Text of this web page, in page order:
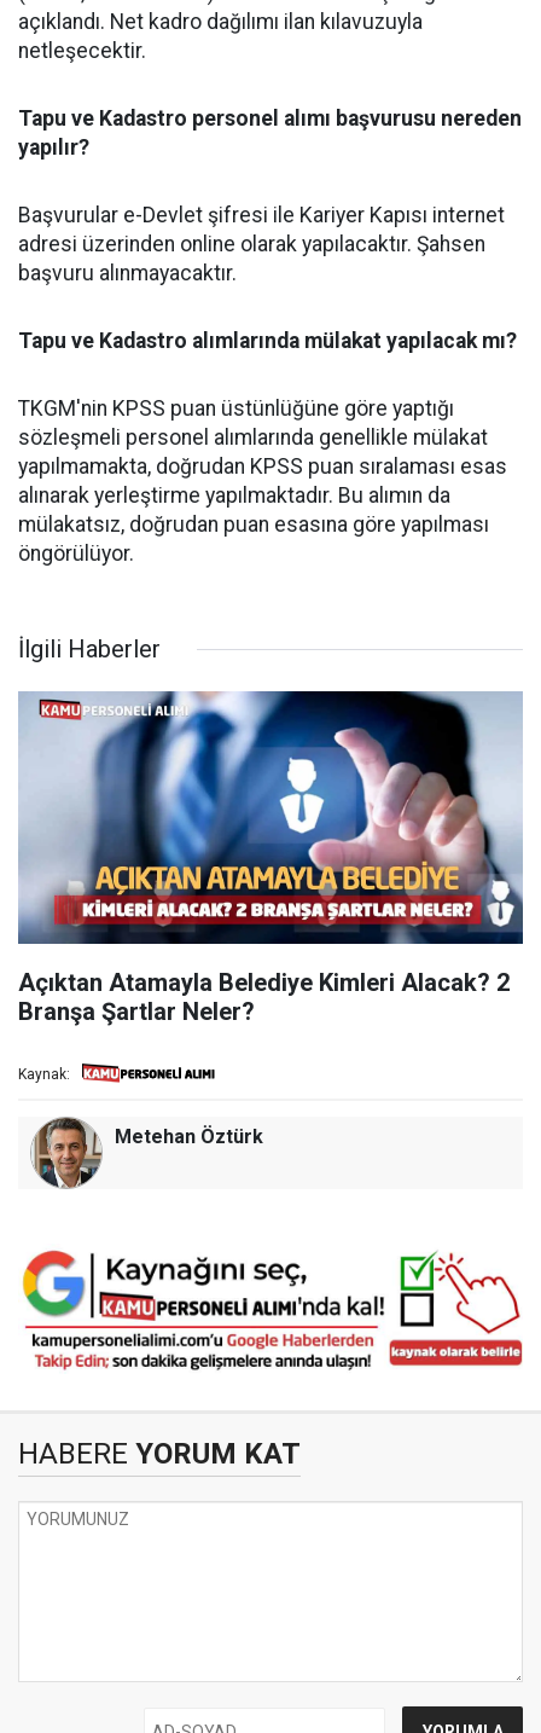
açıklandı. Net kadro dağılımı ilan kılavuzuyla
netleşecektir.
Tapu ve Kadastro personel alımı başvurusu nereden
yapılır?
Başvurular e-Devlet şifresi ile Kariyer Kapısı internet
adresi üzerinden online olarak yapılacaktır. Şahsen
başvuru alınmayacaktır.
Tapu ve Kadastro alımlarında mülakat yapılacak mı?
TKGM'nin KPSS puan üstünlüğüne göre yaptığı
sözleşmeli personel alımlarında genellikle mülakat
yapılmamakta, doğrudan KPSS puan sıralaması esas
alınarak yerleştirme yapılmaktadır. Bu alımın da
mülakatsız, doğrudan puan esasına göre yapılması
öngörülüyor.
İlgili Haberler
Açıktan Atamayla Belediye Kimleri Alacak? 2
Branşa Şartlar Neler?
Kaynak:
Metehan Öztürk
HABERE YORUM KAT